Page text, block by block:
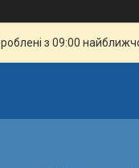
з 09:00